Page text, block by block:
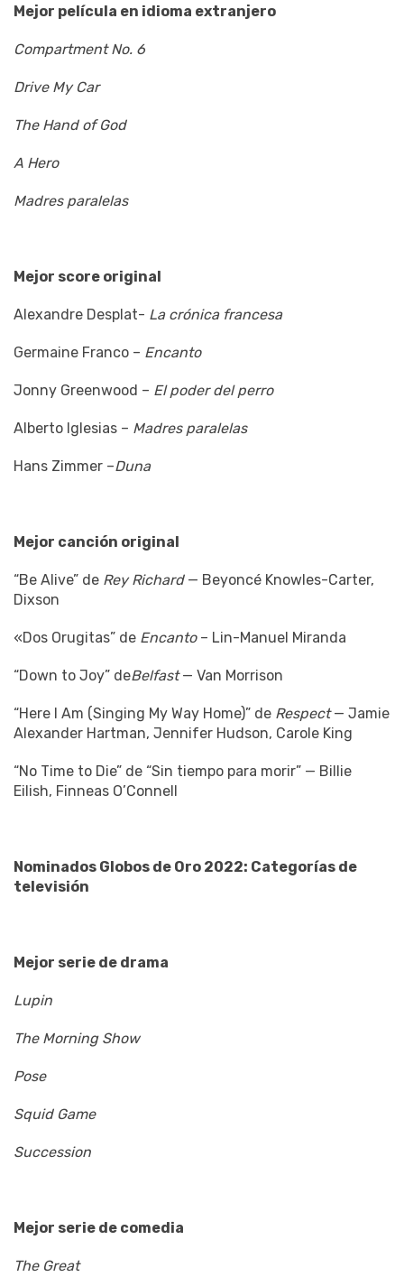
Mejor película en idioma extranjero
Compartment No. 6
Drive My Car
The Hand of God
A Hero
Madres paralelas
Mejor score original
Alexandre Desplat- La crónica francesa
Germaine Franco – Encanto
Jonny Greenwood – El poder del perro
Alberto Iglesias – Madres paralelas
Hans Zimmer –Duna
Mejor canción original
“Be Alive” de Rey Richard— Beyoncé Knowles-Carter,
Dixson
«Dos Orugitas” de Encanto– Lin-Manuel Miranda
“Down to Joy” deBelfast— Van Morrison
“Here I Am (Singing My Way Home)” de Respect— Jamie
Alexander Hartman, Jennifer Hudson, Carole King
“No Time to Die” de “Sin tiempo para morir” — Billie
Eilish, Finneas O’Connell
Nominados Globos de Oro 2022: Categorías de
televisión
Mejor serie de drama
Lupin
The Morning Show
Pose
Squid Game
Succession
Mejor serie de comedia
The Great